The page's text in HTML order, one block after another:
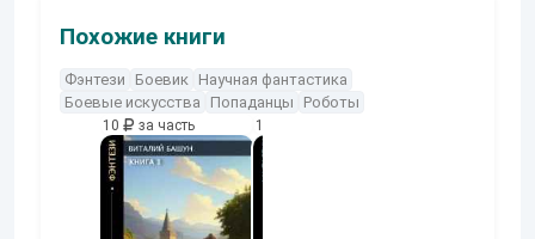
Похожие книги
Фэнтези Боевик Научная фантастика
Боевые искусства
Попаданцы Роботы
10 за часть 10